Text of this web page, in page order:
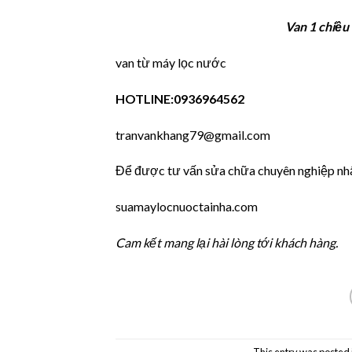
Van 1 chiều
van từ máy lọc nước
HOTLINE:0936964562
tranvankhang79@gmail.com
Để được tư vấn sửa chữa chuyên nghiệp
suamaylocnuoctainha.com
Cam kết mang lại hài lòng tới khách hàng.